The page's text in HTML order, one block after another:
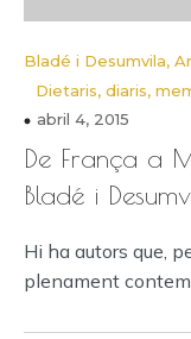
Bladé i Desumvila,
Dietaris, diaris,
abril 4, 2015
De França a
Bladé i
Hi ha autors que,
plenament